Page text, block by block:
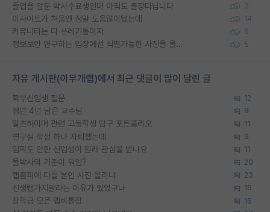
졸업을 앞둔 박사수료생인데 아직도 출장다닙니다 3
이사이트가 처음엔 정말 도움많이됐는데 14
커뮤니티는 다 쓰레기통이지 6
정보보안 연구하는 입장에선 식별가능한 사진을 올리는건 비추이긴함 5
자유 게시판(아무개랩)에서 최근 댓글이 많이 달린 글
학부신입생 질문 12
정년 4년 남은 교수님 9
알츠하이머 관련 고등학생 탐구 포트폴리오 11
연구실 학생 하나 자퇴했는데 9
입학도 안한 신입생이 원래 관심을 받나요 11
물박사의 기준이 뭐임? 20
랩홈피에 다들 본인 사진 올리냐 23
신생랩가지말라는 이유가 있었구나 16
장학금 모은 랩비통장 16